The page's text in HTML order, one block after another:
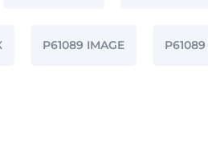
P61089 IMAGE